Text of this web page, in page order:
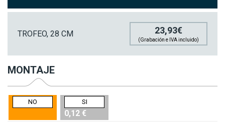
TROFEO, 28 CM 23,93€
(Grabación e IVA incluido)
MONTAJE
NO SI
0,12 €